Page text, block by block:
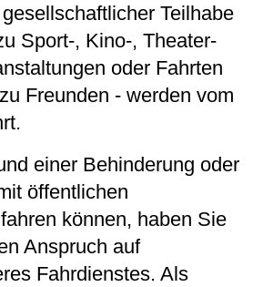
Teilhabe
Sport-, Kino-, Theater-
oder Fahrten
Freunden - werden vom
einer Behinderung oder
öffentlichen
können, haben Sie
Anspruch auf
Fahrdienstes. Als